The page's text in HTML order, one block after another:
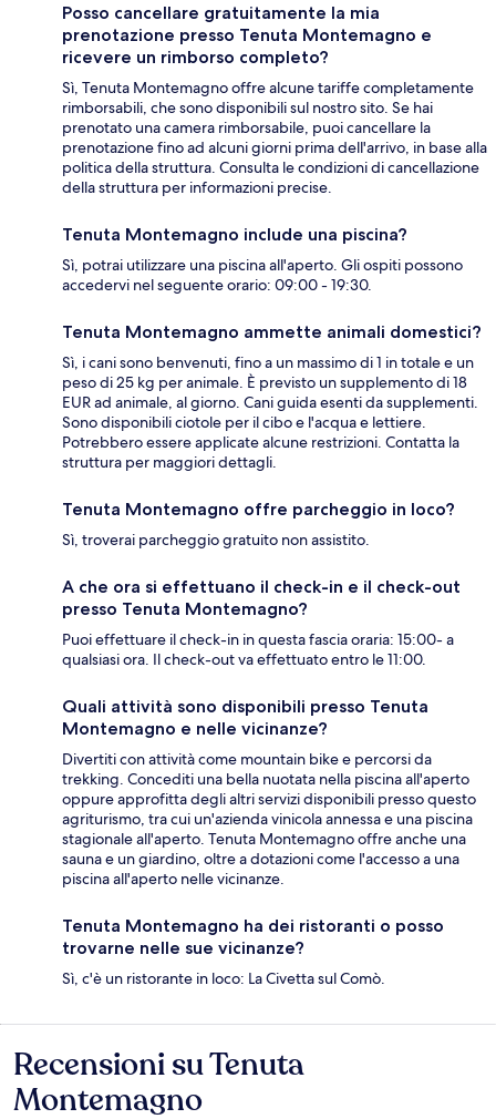
Posso cancellare gratuitamente la mia
prenotazione presso Tenuta Montemagno e
ricevere un rimborso completo?
Sì, Tenuta Montemagno offre alcune tariffe completamente
rimborsabili, che sono disponibili sul nostro sito. Se hai
prenotato una camera rimborsabile, puoi cancellare la
prenotazione fino ad alcuni giorni prima dell'arrivo, in base alla
politica della struttura. Consulta le condizioni di cancellazione
della struttura per informazioni precise.
Tenuta Montemagno include una piscina?
Sì, potrai utilizzare una piscina all'aperto. Gli ospiti possono
accedervi nel seguente orario: 09:00 - 19:30.
Tenuta Montemagno ammette animali domestici?
Sì, i cani sono benvenuti, fino a un massimo di 1 in totale e un
peso di 25 kg per animale. È previsto un supplemento di 18
EUR ad animale, al giorno. Cani guida esenti da supplementi.
Sono disponibili ciotole per il cibo e l'acqua e lettiere.
Potrebbero essere applicate alcune restrizioni. Contatta la
struttura per maggiori dettagli.
Tenuta Montemagno offre parcheggio in loco?
Sì, troverai parcheggio gratuito non assistito.
A che ora si effettuano il check-in e il check-out
presso Tenuta Montemagno?
Puoi effettuare il check-in in questa fascia oraria: 15:00- a
qualsiasi ora. Il check-out va effettuato entro le 11:00.
Quali attività sono disponibili presso Tenuta
Montemagno e nelle vicinanze?
Divertiti con attività come mountain bike e percorsi da
trekking. Concediti una bella nuotata nella piscina all'aperto
oppure approfitta degli altri servizi disponibili presso questo
agriturismo, tra cui un'azienda vinicola annessa e una piscina
stagionale all'aperto. Tenuta Montemagno offre anche una
sauna e un giardino, oltre a dotazioni come l'accesso a una
piscina all'aperto nelle vicinanze.
Tenuta Montemagno ha dei ristoranti o posso
trovarne nelle sue vicinanze?
Sì, c'è un ristorante in loco: La Civetta sul Comò.
Recensioni
Recensioni su Tenuta
Montemagno